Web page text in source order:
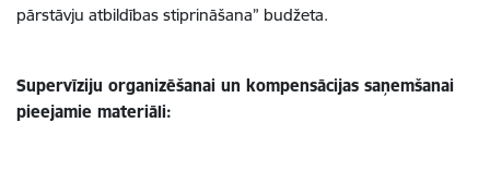
pārstāvju atbildības stiprināšana” budžeta.
Supervīziju organizēšanai un kompensācijas saņemšanai
pieejamie materiāli: